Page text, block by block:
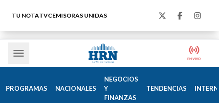
TU NOTATVCEMISORAS UNIDAS
PROGRAMAS NACIONALES
NEGOCIOS
Y
FINANZAS
TENDENCIAS